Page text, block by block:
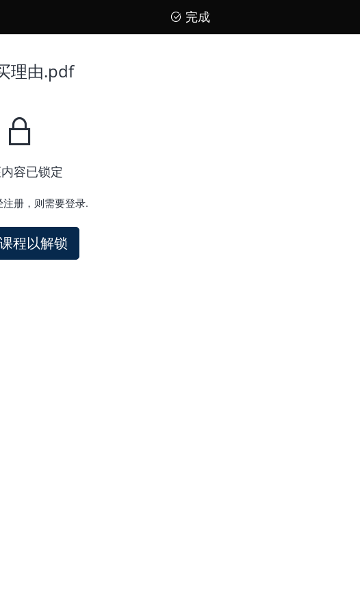
完成
理由.pdf
容已锁定
册，则需要登录.
程以解锁